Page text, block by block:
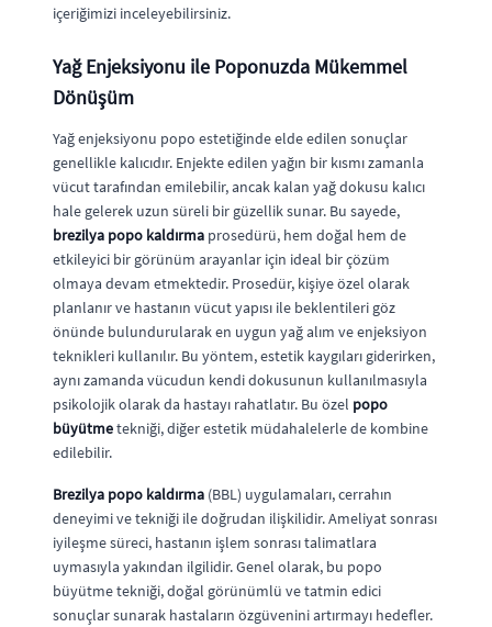
içeriğimizi inceleyebilirsiniz.
Yağ Enjeksiyonu ile Poponuzda Mükemmel
Dönüşüm
Yağ enjeksiyonu popo estetiğinde elde edilen sonuçlar
genellikle kalıcıdır. Enjekte edilen yağın bir kısmı zamanla
vücut tarafından emilebilir, ancak kalan yağ dokusu kalıcı
hale gelerek uzun süreli bir güzellik sunar. Bu sayede,
brezilya popo kaldırma prosedürü, hem doğal hem de
etkileyici bir görünüm arayanlar için ideal bir çözüm
olmaya devam etmektedir. Prosedür, kişiye özel olarak
planlanır ve hastanın vücut yapısı ile beklentileri göz
önünde bulundurularak en uygun yağ alım ve enjeksiyon
teknikleri kullanılır. Bu yöntem, estetik kaygıları giderirken,
aynı zamanda vücudun kendi dokusunun kullanılmasıyla
psikolojik olarak da hastayı rahatlatır. Bu özel popo
büyütmetekniği, diğer estetik müdahalelerle de kombine
edilebilir.
Brezilya popo kaldırma (BBL) uygulamaları, cerrahın
deneyimi ve tekniği ile doğrudan ilişkilidir. Ameliyat sonrası
iyileşme süreci, hastanın işlem sonrası talimatlara
uymasıyla yakından ilgilidir. Genel olarak, bu popo
büyütme tekniği, doğal görünümlü ve tatmin edici
sonuçlar sunarak hastaların özgüvenini artırmayı hedefler.